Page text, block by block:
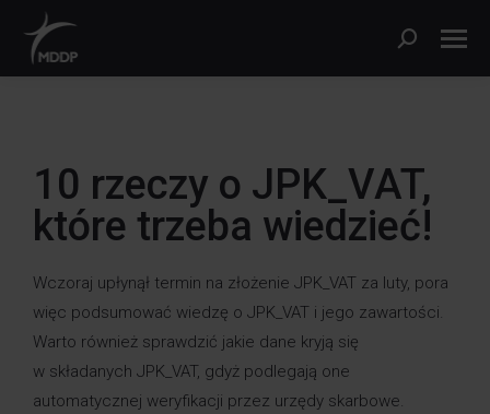
10 rzeczy o JPK_VAT,
które trzeba wiedzieć!
Wczoraj upłynął termin na złożenie JPK_VAT za luty, pora
więc podsumować wiedzę o JPK_VAT i jego zawartości.
Warto również sprawdzić jakie dane kryją się
w składanych JPK_VAT, gdyż podlegają one
automatycznej weryfikacji przez urzędy skarbowe.